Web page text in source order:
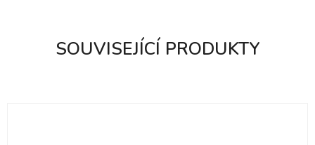
SOUVISEJÍCÍ PRODUKTY